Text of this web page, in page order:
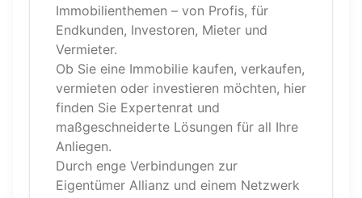
Immobilienthemen – von Profis, für
Endkunden, Investoren, Mieter und
Vermieter.
Ob Sie eine Immobilie kaufen, verkaufen,
vermieten oder investieren möchten, hier
finden Sie Expertenrat und
maßgeschneiderte Lösungen für all Ihre
Anliegen.
Durch enge Verbindungen zur
Eigentümer Allianz und einem Netzwerk